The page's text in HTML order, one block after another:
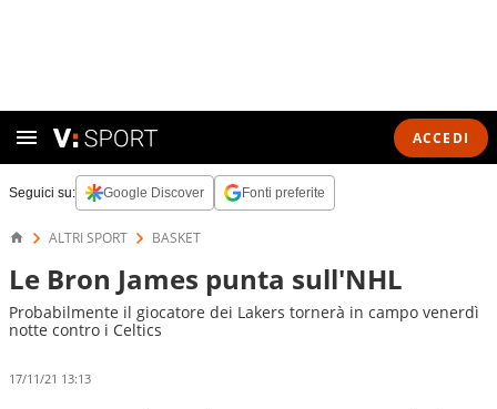
ACCEDI
Seguici su: Google Discover Fonti preferite
ALTRI SPORT BASKET
Le Bron James punta sull'NHL
Probabilmente il giocatore dei Lakers tornerà in campo venerdì
notte contro i Celtics
17/11/21 13:13